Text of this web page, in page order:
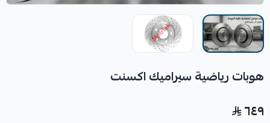
هوبات رياضية سيراميك اكسنت
٦٤٩